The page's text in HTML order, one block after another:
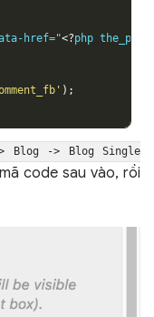
href="
<?php
);
> Blog -> Blog Single
code sau vào, rồi